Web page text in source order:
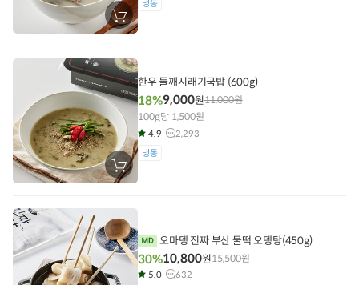
장
바
에
담
기
냉동
장
바
담
기
한우 들깨시래기국밥 (600g)
18%9,000원11,000원
100g당 1,500원
4.9
2,293
냉동
오마뎅 진짜 부산 물떡 오뎅탕(450g)
30%10,800원15,500원
5.0
632